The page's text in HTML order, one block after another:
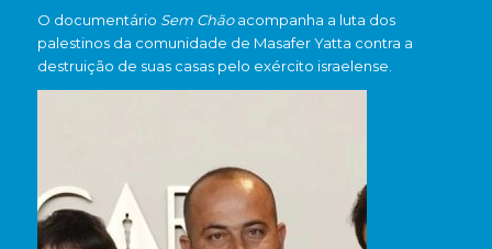
O documentário Sem Chãoacompanha a luta dos
palestinos da comunidade de Masafer Yatta contra a
destruição de suas casas pelo exército israelense.